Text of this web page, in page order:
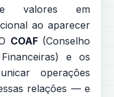
valores em
ao aparecer
COAF(Conselho
e os
operações
relações — e